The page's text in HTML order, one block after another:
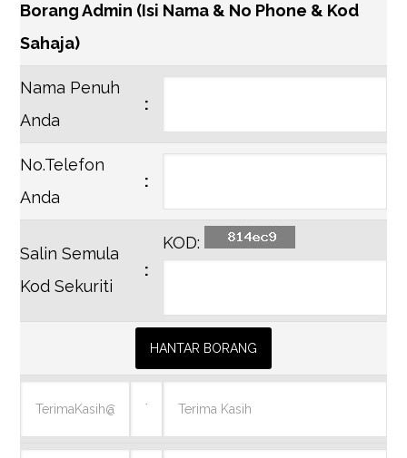
Borang Admin (Isi Nama & No Phone & Kod
Sahaja)
Nama Penuh
Anda
:
No.Telefon
Anda
:
Salin Semula
Kod Sekuriti
:
KOD: